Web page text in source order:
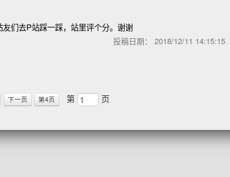
们去P站踩一踩，站里评个分。谢谢
投稿日期： 2018/12/11
下一页 第4页 第 页